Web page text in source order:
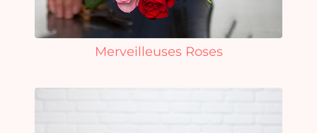
Merveilleuses Roses